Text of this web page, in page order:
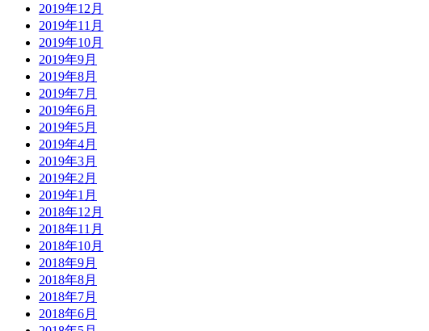
2019年12月
2019年11月
2019年10月
2019年9月
2019年8月
2019年7月
2019年6月
2019年5月
2019年4月
2019年3月
2019年2月
2019年1月
2018年12月
2018年11月
2018年10月
2018年9月
2018年8月
2018年7月
2018年6月